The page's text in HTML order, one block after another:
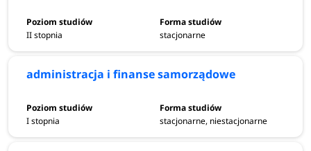
II stopnia stacjonarne
administracja i finanse samorządowe
I stopnia stacjonarne, niestacjonarne